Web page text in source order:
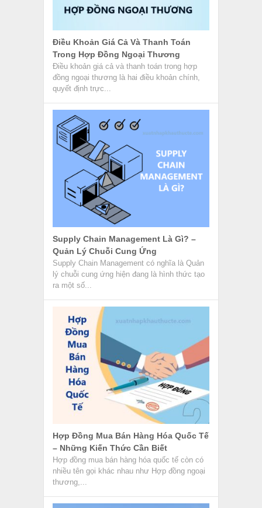
Quản Lý Chuỗi Cung Ứng
Supply Chain Management có nghĩa là Quản
lý chuỗi cung ứng hiện đang là hình thức tạo
ra một số...
Hợp Đồng Mua Bán Hàng Hóa Quốc Tế
– Những Kiến Thức Cần Biết
Hợp đồng mua bán hàng hóa quốc tế còn có
nhiều tên gọi khác nhau như Hợp đồng ngoại
thương,...
Hãng Tàu HMM – Hãng Tàu Của Hàn
Quốc Thuộc Top 10 Thế Giới
Hãng tàu HMM có tiền thân là Hyundai
Merchant Marine là một công ty vận tải
container hàng đầu có...